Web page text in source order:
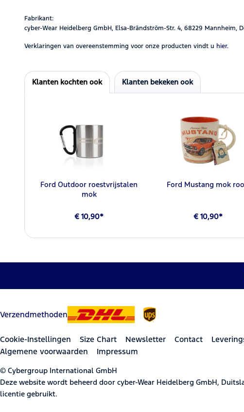
Fabrikant:
cyber-Wear Heidelberg GmbH, Elsa-Brändström-Str. 4, 68229
Verklaringen van overeenstemming voor onze producten vindt u hier.
Klanten kochten ook Klanten bekeken ook
Ford Outdoor roestvrijstalen
mok
€ 10,90*
Ford Mustang mok
€ 10,90*
Verzendmethoden
Cookie-Instellingen Size Chart Newsletter Contact
Algemene voorwaarden
Impressum
© Cybergroup International GmbH
Deze website wordt beheerd door cyber-Wear Heidelberg GmbH,
licentie gebruikt.